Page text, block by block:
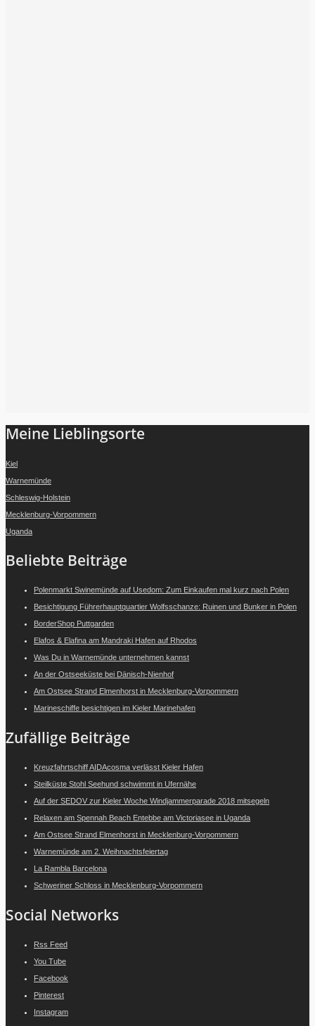
Meine Lieblingsorte
Kiel
Warnemünde
Schleswig-Holstein
Mecklenburg-Vorpommern
Uganda
Beliebte Beiträge
Polenmarkt Swinemünde auf Usedom: Zum Einkaufen mal kurz nach Polen
Besichtigung Führerhauptquartier Wolfsschanze: Ruinen und Bunker in Polen
BorderShop Puttgarden
Elafos & Elafina am Mandraki Hafen auf Rhodos
Was Du in Warnemünde unternehmen kannst
An der Ostseeküste bei Dänisch-Nienhof
Am Ostsee Strand Elmenhorst in Mecklenburg-Vorpommern
Marineschiffe besichtigen im Kieler Marinehafen
Zufällige Beiträge
Kreuzfahrtschiff AIDAcosma verlässt Kieler Hafen
Steilküste Stohl Seehund schwimmt in Ufernähe
Auf der SEDOV zur Kieler Woche Windjammerparade 2018 mitsegeln
Relaxen am Spennah Beach Entebbe am Victoriasee in Uganda
Am Ostsee Strand Elmenhorst in Mecklenburg-Vorpommern
Warnemünde am 2. Weihnachtsfeiertag
La Rambla Barcelona
Schweriner Schloss in Mecklenburg-Vorpommern
Social Networks
Rss Feed
You Tube
Facebook
Pinterest
Instagram